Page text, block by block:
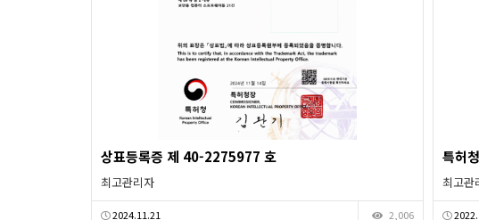
상표등록증 제 40-2275977 호
최고관리자
2024.11.21 2,006
특허
최고관